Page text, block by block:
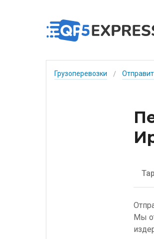
Грузоперевозки /
Мы